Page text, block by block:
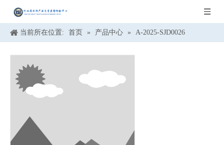
当前所在位置: 首页 » 产品中心 » A-2025-SJD0026